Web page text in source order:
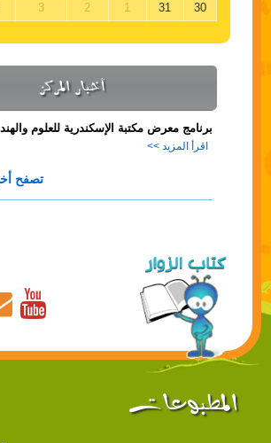
30
31
1
2
3
أخبار المركز
برنامج معرض مكتبة الإسكندرية للعلوم والهندسة
اقرأ المزيد >>
تصفح
المطبوعات